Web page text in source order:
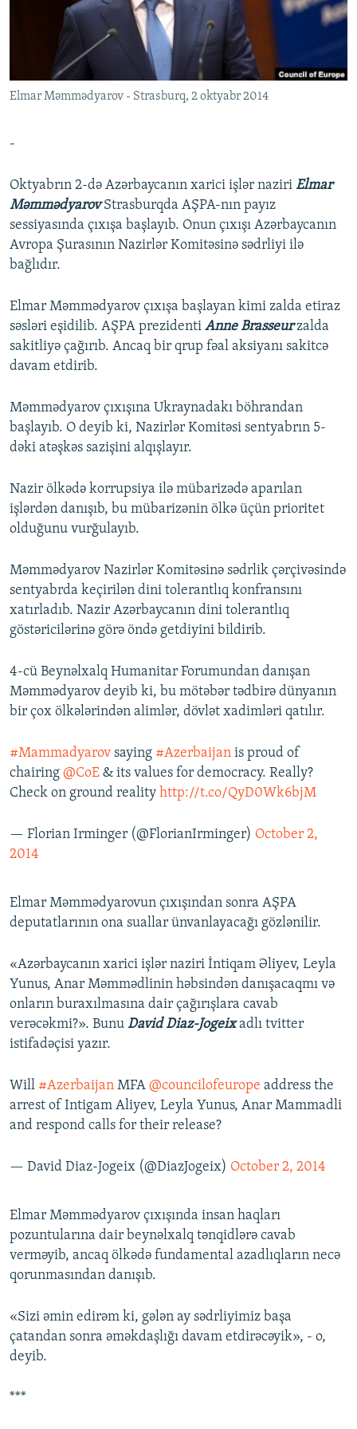
İNFOQRAFIKA
KARIKATURA
AZƏRBAYCAN ƏDƏBIYYATI KITABXANASI
İSLAM VƏ DEMOKRATIYA
İZ - MƏDƏNIYYƏT PROQRAMI
MISSIYAMIZ
PEŞƏ ETIKASI VƏ JURNALISTIKA STANDARTLARIMIZ
MATERIALLARIMIZDAN ISTIFADƏ
AZADLIQRADIOSU MOBIL TELEFONUNUZDA
RFE/RL-in bütün saytları
Elmar Məmmədyarov - Strasburq, 2 oktyabr 2014
-
Oktyabrın 2-də Azərbaycanın xarici işlər naziri Elmar
MəmmədyarovStrasburqda AŞPA-nın payız
sessiyasında çıxışa başlayıb. Onun çıxışı Azərbaycanın
Avropa Şurasının Nazirlər Komitəsinə sədrliyi ilə
bağlıdır.
Elmar Məmmədyarov çıxışa başlayan kimi zalda etiraz
səsləri eşidilib. AŞPA prezidenti Anne Brasseurzalda
sakitliyə çağırıb. Ancaq bir qrup fəal aksiyanı sakitcə
davam etdirib.
Məmmədyarov çıxışına Ukraynadakı böhrandan
başlayıb. O deyib ki, Nazirlər Komitəsi sentyabrın 5-
dəki atəşkəs sazişini alqışlayır.
Nazir ölkədə korrupsiya ilə mübarizədə aparılan
işlərdən danışıb, bu mübarizənin ölkə üçün prioritet
olduğunu vurğulayıb.
Məmmədyarov Nazirlər Komitəsinə sədrlik çərçivəsində
sentyabrda keçirilən dini tolerantlıq konfransını
xatırladıb. Nazir Azərbaycanın dini tolerantlıq
göstəricilərinə görə öndə getdiyini bildirib.
4-cü Beynəlxalq Humanitar Forumundan danışan
Məmmədyarov deyib ki, bu mötəbər tədbirə dünyanın
bir çox ölkələrindən alimlər, dövlət xadimləri qatılır.
#Mammadyarov saying #Azerbaijan is proud of
chairing @CoE & its values for democracy. Really?
Check on ground reality http://t.co/QyD0Wk6bjM
— Florian Irminger (@FlorianIrminger) October 2,
2014
Elmar Məmmədyarovun çıxışından sonra AŞPA
deputatlarının ona suallar ünvanlayacağı gözlənilir.
«Azərbaycanın xarici işlər naziri İntiqam Əliyev, Leyla
Yunus, Anar Məmmədlinin həbsindən danışacaqmı və
onların buraxılmasına dair çağırışlara cavab
verəcəkmi?». Bunu David Diaz-Jogeixadlı tvitter
istifadəçisi yazır.
Will #Azerbaijan MFA @councilofeurope address the
arrest of Intigam Aliyev, Leyla Yunus, Anar Mammadli
and respond calls for their release?
— David Diaz-Jogeix (@DiazJogeix) October 2, 2014
Elmar Məmmədyarov çıxışında insan haqları
pozuntularına dair beynəlxalq tənqidlərə cavab
verməyib, ancaq ölkədə fundamental azadlıqların necə
qorunmasından danışıb.
«Sizi əmin edirəm ki, gələn ay sədrliyimiz başa
çatandan sonra əməkdaşlığı davam etdirəcəyik», - o,
deyib.
***